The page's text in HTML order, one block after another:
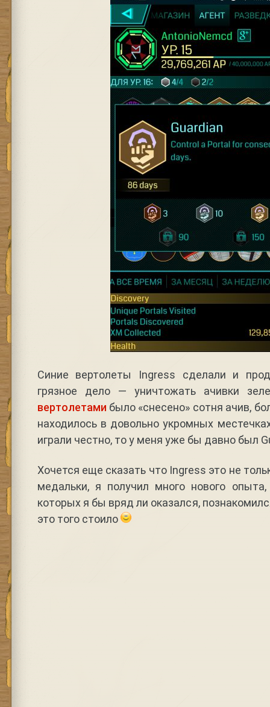
Синие вертолеты Ingress сделали и
грязное дело — уничтожать ачивки
вертолетами было «снесено» сотня ачив,
находилось в довольно укромных
играли честно, то у меня уже бы давно был
Хочется еще сказать что Ingress это не
медальки, я получил много нового
которых я бы вряд ли оказался,
это того стоило